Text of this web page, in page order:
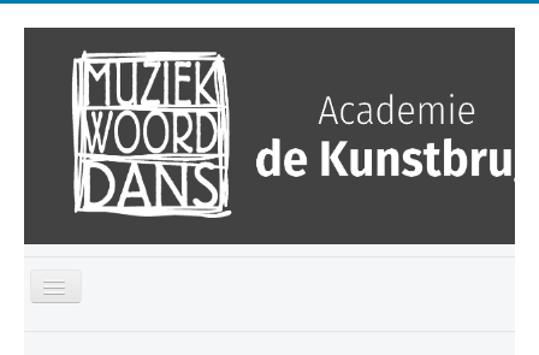
Toggle